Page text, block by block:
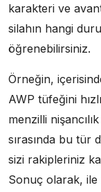
karakteri ve
silahın hangi
öğrenebilirsiniz.
Örneğin,
AWP tüfeğini
menzilli
sırasında bu tür
sizi rakipleriniz
Sonuç olarak,